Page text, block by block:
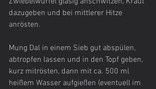
dazugeben und bei mittlerer Hitze
anrösten.
Mung Dal in einem Sieb gut abspülen,
abtropfen lassen und in den Topf geben,
kurz mitrösten, dann mit ca. 500 ml
heißem Wasser aufgießen (eventuell im